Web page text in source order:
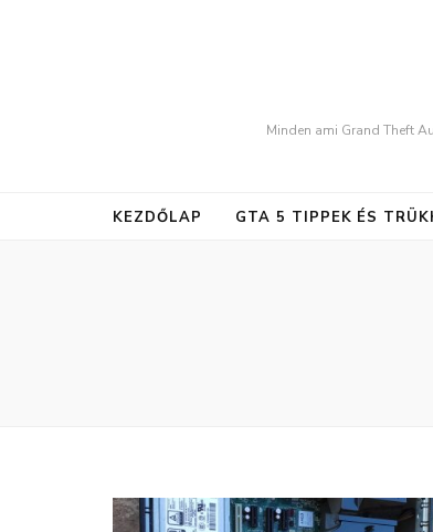
Minden ami Grand Theft
KEZDŐLAP GTA 5 TIPPEK ÉS